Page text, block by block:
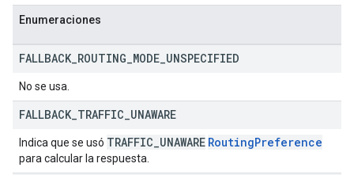
Enumeraciones
FALLBACK ROUTING MODE UNSPECIFIED
No se usa.
FALLBACK TRAFFIC UNAWARE
Indica que se usó TRAFFIC UNAWARE RoutingPreference
para calcular la respuesta.